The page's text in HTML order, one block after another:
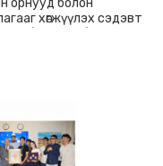
хөгжүүлэх сэдэвт